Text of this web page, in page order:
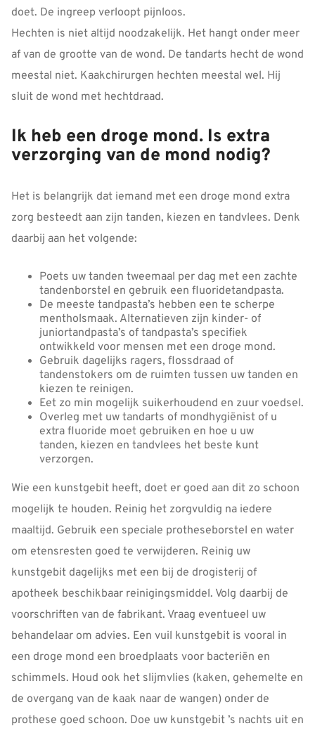
doet. De ingreep verloopt pijnloos.
Hechten is niet altijd noodzakelijk. Het hangt onder meer
af van de grootte van de wond. De tandarts hecht de wond
meestal niet. Kaakchirurgen hechten meestal wel. Hij
sluit de wond met hechtdraad.
Ik heb een droge mond. Is extra
verzorging van de mond nodig?
Het is belangrijk dat iemand met een droge mond extra
zorg besteedt aan zijn tanden, kiezen en tandvlees. Denk
daarbij aan het volgende:
Poets uw tanden tweemaal per dag met een zachte
tandenborstel en gebruik een fluoridetandpasta.
De meeste tandpasta’s hebben een te scherpe
mentholsmaak. Alternatieven zijn kinder- of
juniortandpasta’s of tandpasta’s specifiek
ontwikkeld voor mensen met een droge mond.
Gebruik dagelijks ragers, flossdraad of
tandenstokers om de ruimten tussen uw tanden en
kiezen te reinigen.
Eet zo min mogelijk suikerhoudend en zuur voedsel.
Overleg met uw tandarts of mondhygiënist of u
extra fluoride moet gebruiken en hoe u uw
tanden, kiezen en tandvlees het beste kunt
verzorgen.
Wie een kunstgebit heeft, doet er goed aan dit zo schoon
mogelijk te houden. Reinig het zorgvuldig na iedere
maaltijd. Gebruik een speciale protheseborstel en water
om etensresten goed te verwijderen. Reinig uw
kunstgebit dagelijks met een bij de drogisterij of
apotheek beschikbaar reinigingsmiddel. Volg daarbij de
voorschriften van de fabrikant. Vraag eventueel uw
behandelaar om advies. Een vuil kunstgebit is vooral in
een droge mond een broedplaats voor bacteriën en
schimmels. Houd ook het slijmvlies (kaken, gehemelte en
de overgang van de kaak naar de wangen) onder de
prothese goed schoon. Doe uw kunstgebit ’s nachts uit en